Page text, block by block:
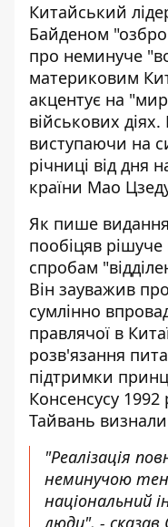
Китайський
Байденом
про неминуче
материковим
акцентує на
військових
виступаючи на
річниці від дня
країни Мао
Як пише
пообіцяв
спробам
Він зауважив
сумлінно
правлячої в
розв'язання
підтримки
Консенсусу
Тайвань
"Реалізація
неминучою
національний
люди", - сказав